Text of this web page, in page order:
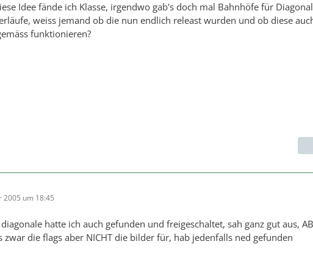
Idee fände ich Klasse, irgendwo gab's doch mal Bahnhöfe für
weiss jemand ob die nun endlich releast wurden und ob diese
funktionieren?
2005 um 18:45
hatte ich auch gefunden und freigeschaltet, sah ganz gut aus,
zwar die flags aber NICHT die bilder für, hab jedenfalls ned gefunden